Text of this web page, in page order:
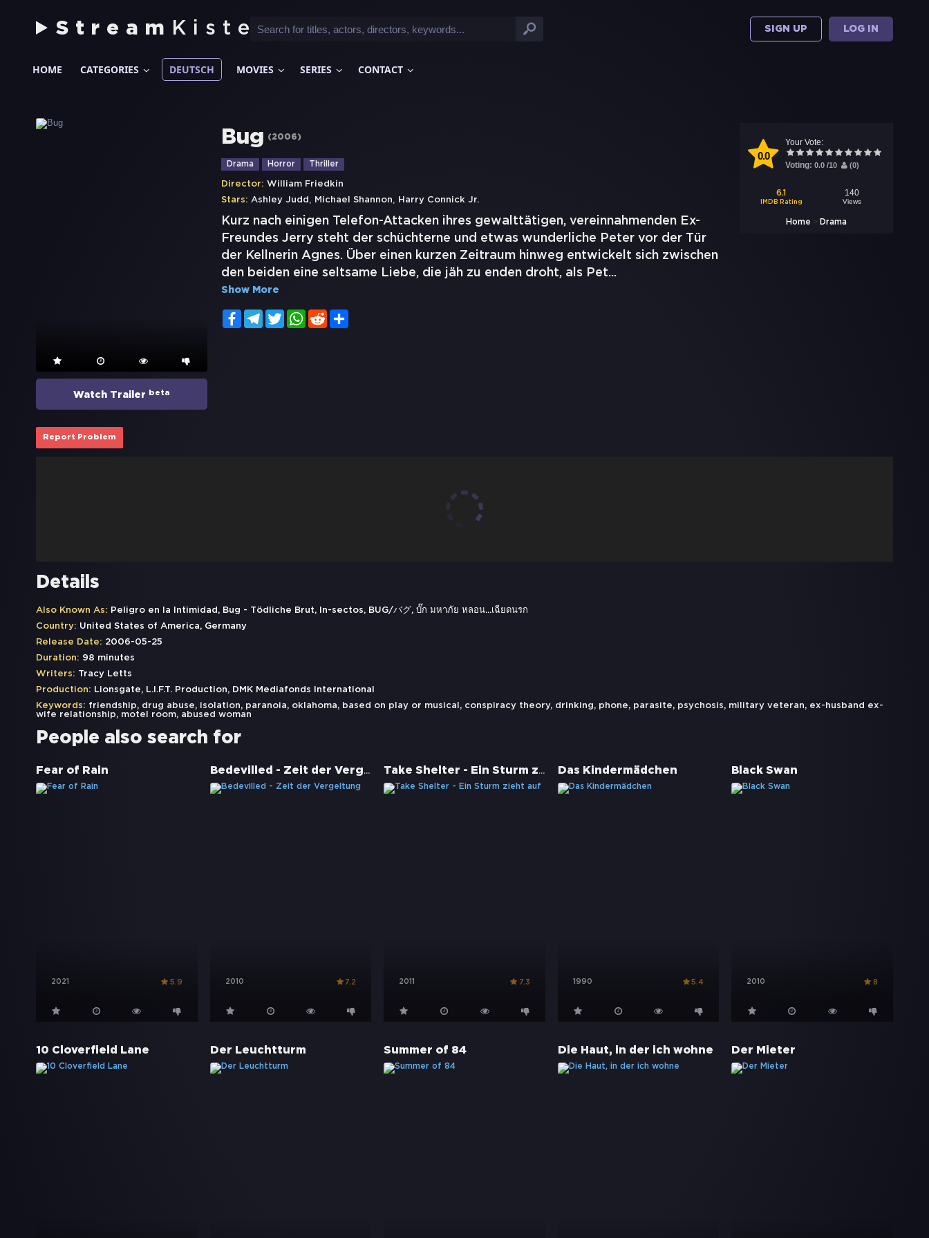
Stream Kiste SIGN UP LOG IN
HOME CATEGORIES DEUTSCH MOVIES SERIES CONTACT
Watch Trailer beta
0.0
Your Vote:
Voting: 0.0 /10 (0)
6.1
IMDB Rating
140
Views
Home > Drama
Bug (2006)
Drama Horror Thriller
Director: William Friedkin
Stars: Ashley Judd , Michael Shannon, Harry Connick Jr.
Kurz nach einigen Telefon-Attacken ihres gewalttätigen, vereinnahmenden Ex-
Freundes Jerry steht der schüchterne und etwas wunderliche Peter vor der Tür
der Kellnerin Agnes. Über einen kurzen Zeitraum hinweg entwickelt sich zwischen
den beiden eine seltsame Liebe, die jäh zu enden droht, als Pet...
Show More
FacebookTelegramTwitterWhatsApp
Reddit
Report Problem
Details
Also Known As: Peligro en la Intimidad, Bug - Tödliche Brut, In-sectos, BUG/バグ, บั๊ก มหาภัย หลอน...เฉียดนรก
Country: United States of America, Germany
Release Date: 2006-05-25
Duration: 98 minutes
Writers: Tracy Letts
Production: Lionsgate, L.I.F.T. Production, DMK Mediafonds International
Keywords: friendship, drug abuse, isolation, paranoia, oklahoma, based on play or musical , conspiracy theory, drinking, phone, parasite, psychosis, military veteran, ex-husband ex-
wife relationship, motel room, abused woman
People also search for
Fear of Rain
2021 5.9
Bedevilled - Zeit der Vergeltung
2010 7.2
Take Shelter - Ein Sturm zieht auf
2011 7.3
Das Kindermädchen
1990 5.4
Black Swan
2010 8
10 Cloverfield Lane Der Leuchtturm Summer of 84 Die Haut, in der ich wohne Der Mieter